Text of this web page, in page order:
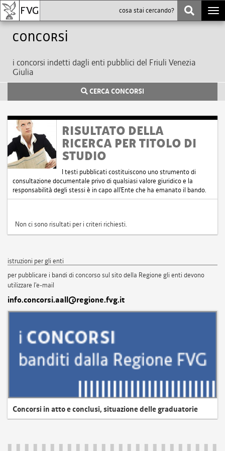
Concorsi
i concorsi indetti dagli enti pubblici del Friuli Venezia
Giulia
CERCA CONCORSI
RISULTATO DELLA
RICERCA PER TITOLO DI
STUDIO
I testi pubblicati costituiscono uno strumento di
consultazione documentale privo di qualsiasi valore giuridico e la
responsabilità degli stessi è in capo all'Ente che ha emanato il bando.
Non ci sono risultati per i criteri richiesti.
istruzioni per gli enti
per pubblicare i bandi di concorso sul sito della Regione gli enti devono
utilizzare l'e-mail
info.concorsi.aall@regione.fvg.it
Concorsi in atto e conclusi, situazione delle graduatorie